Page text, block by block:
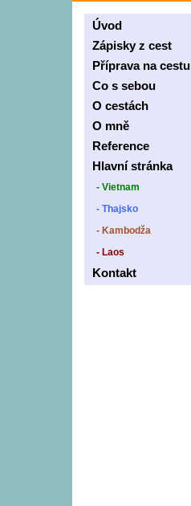
Úvod
Zápisky z cest
Příprava na cestu
Co s sebou
O cestách
O mně
Reference
Hlavní stránka
- Vietnam
- Thajsko
- Kambodža
- Laos
Kontakt